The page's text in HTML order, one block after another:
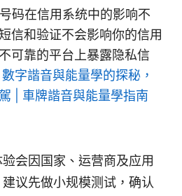
码在信用系统中的影响不
信和验证不会影响你的信用
可靠的平台上暴露隐私信
字諧音與能量學的探秘，
| 車牌諧音與能量學指南
会因国家、运营商及应用
议先做小规模测试，确认